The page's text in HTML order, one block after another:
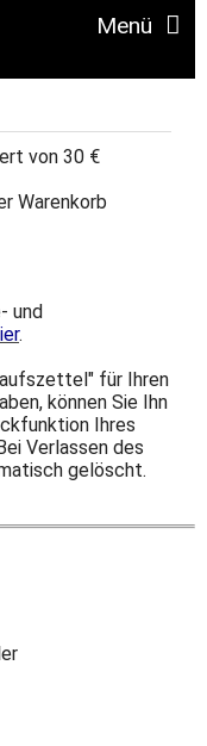
Menü
von 30 €
Warenkorb
und
.
für Ihren
können Sie Ihn
Ihres
Verlassen des
gelöscht.